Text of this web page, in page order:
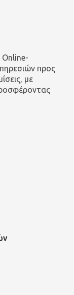
προς
με